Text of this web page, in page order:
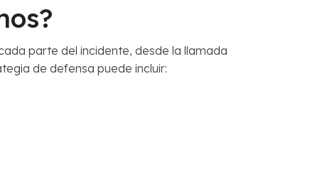
parte del incidente, desde la llamada
de defensa puede incluir: